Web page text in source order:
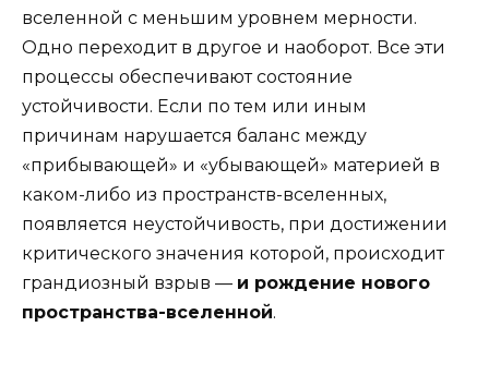
вселенной с меньшим уровнем мерности.
Одно переходит в другое и наоборот. Все эти
процессы обеспечивают состояние
устойчивости. Если по тем или иным
причинам нарушается баланс между
«прибывающей» и «убывающей» материей в
каком-либо из пространств-вселенных,
появляется неустойчивость, при достижении
критического значения которой, происходит
грандиозный взрыв — и рождение нового
пространства-вселенной.